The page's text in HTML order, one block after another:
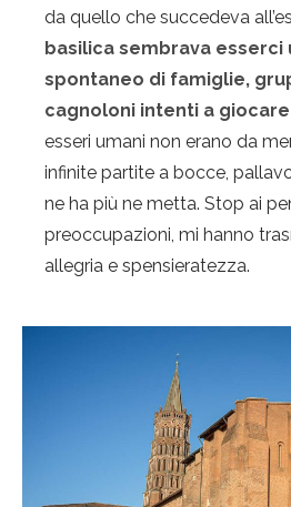
da quello che succedeva
basilica sembrava esserci
spontaneo di famiglie,
cagnoloni intenti a
esseri umani non erano da
infinite partite a bocce,
ne ha più ne metta. Stop ai
preoccupazioni, mi hanno
allegria e spensieratezza.